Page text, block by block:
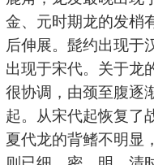
金、元时期龙的发梢
后伸展。髭约出现于
出现于宋代。关于龙
很协调，由颈至腹逐
起。从宋代起恢复了
夏代龙的背鳍不明显